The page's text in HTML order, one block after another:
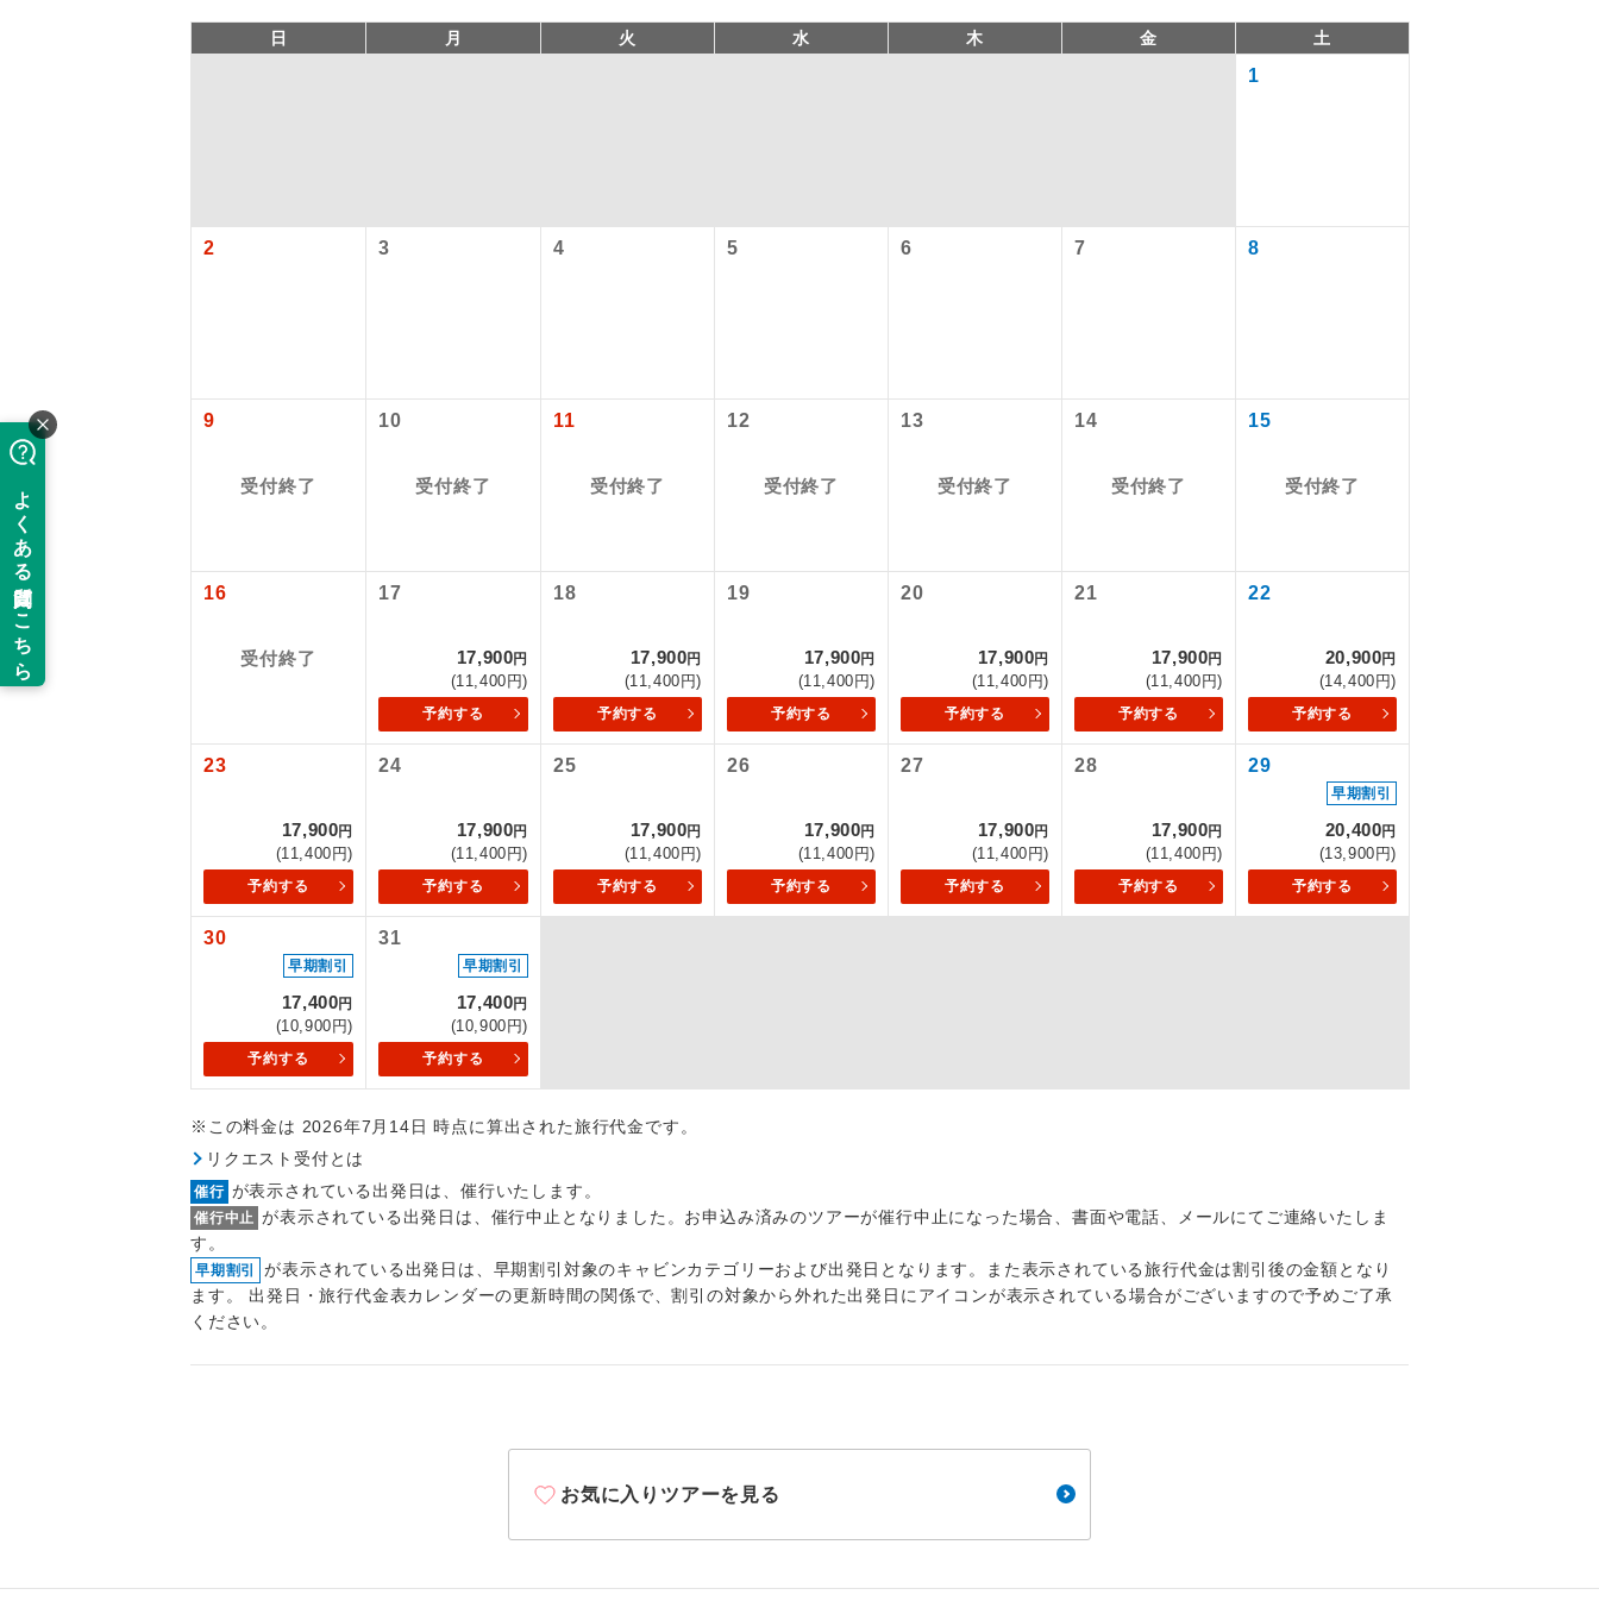
日 月 火 水 木 金 土
1
2 3 4 5 6 7 8
9
受付終了
10
受付終了
11
受付終了
12
受付終了
13
受付終了
14
受付終了
15
受付終了
16
受付終了
17
17,900円
(11,400円)
予約する
18
17,900円
(11,400円)
予約する
19
17,900円
(11,400円)
予約する
20
17,900円
(11,400円)
予約する
21
17,900円
(11,400円)
予約する
22
20,900円
(14,400円)
予約する
23
17,900円
(11,400円)
予約する
24
17,900円
(11,400円)
予約する
25
17,900円
(11,400円)
予約する
26
17,900円
(11,400円)
予約する
27
17,900円
(11,400円)
予約する
28
17,900円
(11,400円)
予約する
29
早期割引
20,400円
(13,900円)
予約する
30
早期割引
17,400円
(10,900円)
予約する
31
早期割引
17,400円
(10,900円)
予約する
※この料金は 2026年7月14日 時点に算出された旅行代金です。
リクエスト受付とは
催行 が表示されている出発日は、催行いたします。
催行中止 が表示されている出発日は、催行中止となりました。お申込み済みのツアーが催行中止になった場合、書面や電話、メールにてご連絡いたしま
す。
早期割引
が表示されている出発日は、早期割引対象のキャビンカテゴリーおよび出発日となります。また表示されている旅行代金は割引後の金額となり
ます。 出発日・旅行代金表カレンダーの更新時間の関係で、割引の対象から外れた出発日にアイコンが表示されている場合がございますので予めご了承
ください。
お気に入りツアーを見る
す。
同行します。
新コース 初登場のコースです。
世界遺産
ユネスコに登録されている文化遺産や自然遺産を訪ねるコー
スです。
絶景 絶景スポットに立ち寄るコースです。
露天風呂 ご宿泊ホテルに露天風呂が付いています。
大浴場 ご宿泊ホテルに大浴場が付いています。
全食事付き
お部屋食
周りの音を気にせず、ガイドさんの説明をじっくり聞くこと
ができます。
2名様催行 2名様から出発可能な個人型プランです。
おひとり様参加限定 おひとり様限定でご参加いただけるコースです。
年齢制限あり ご参加にあたり年齢に制限があるコースです。